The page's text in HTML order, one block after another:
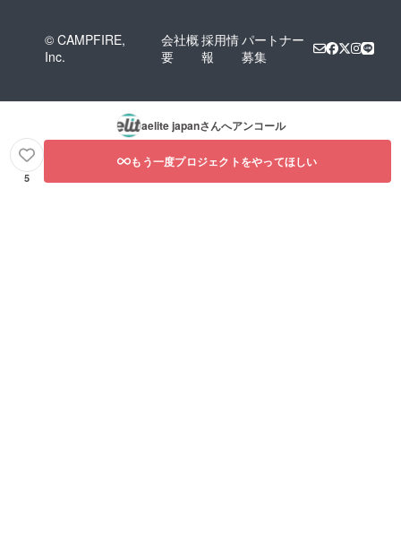
© CAMPFIRE,
Inc.
会社概
要
採用情
報
パートナー
募集
aelite japanさんへアンコール
5
もう一度プロジェクトをやってほしい